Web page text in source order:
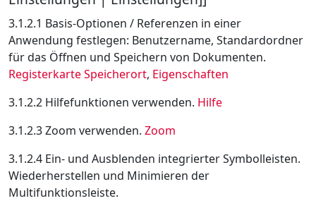
3.1.2.1 Basis-Optionen / Referenzen in einer
Anwendung festlegen: Benutzername, Standardordner
für das Öffnen und Speichern von Dokumenten.
Registerkarte Speicherort, Eigenschaften
3.1.2.2 Hilfefunktionen verwenden. Hilfe
3.1.2.3 Zoom verwenden. Zoom
3.1.2.4 Ein- und Ausblenden integrierter Symbolleisten.
Wiederherstellen und Minimieren der
Multifunktionsleiste.